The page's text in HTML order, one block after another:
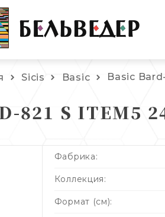
Sicis Basic Basic
821 S ITEM5
Фабрика:
Коллекция:
Формат (см):